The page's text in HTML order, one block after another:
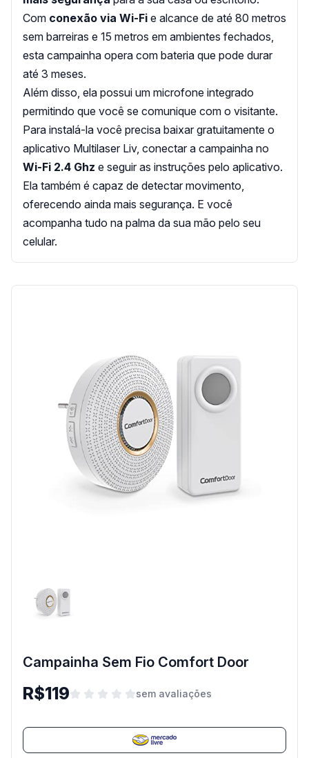
Com conexão via Wi-Fi e alcance de até 80 metros
sem barreiras e 15 metros em ambientes fechados,
esta campainha opera com bateria que pode durar
até 3 meses.
Além disso, ela possui um microfone integrado
permitindo que você se comunique com o visitante.
Para instalá-la você precisa baixar gratuitamente o
aplicativo Multilaser Liv, conectar a campainha no
Wi-Fi 2.4 Ghz e seguir as instruções pelo aplicativo.
Ela também é capaz de detectar movimento,
oferecendo ainda mais segurança. E você
acompanha tudo na palma da sua mão pelo seu
celular.
Campainha Sem Fio Comfort Door
R$119 sem avaliações